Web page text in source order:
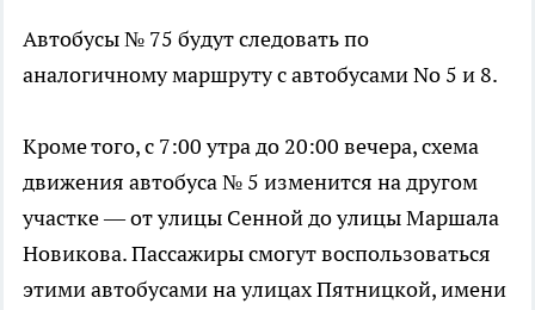
Автобусы № 75 будут следовать по
аналогичному маршруту с автобусами No 5 и 8.
Кроме того, с 7:00 утра до 20:00 вечера, схема
движения автобуса № 5 изменится на другом
участке — от улицы Сенной до улицы Маршала
Новикова. Пассажиры смогут воспользоваться
этими автобусами на улицах Пятницкой, имени